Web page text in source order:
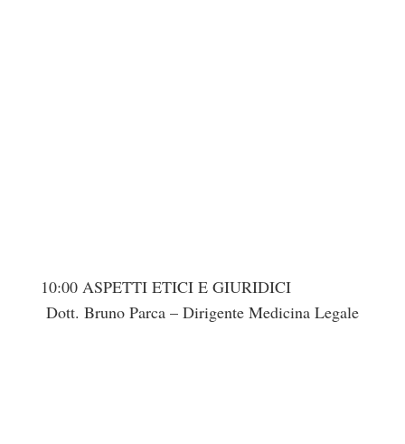
10:00 ASPETTI ETICI E GIURIDICI
Dott. Bruno Parca – Dirigente Medicina Legale